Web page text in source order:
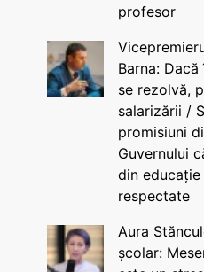
profesor
Barna:
se rezolvă,
salarizării /
promisiuni
Guvernului
din
respectate
Aura
școlar: